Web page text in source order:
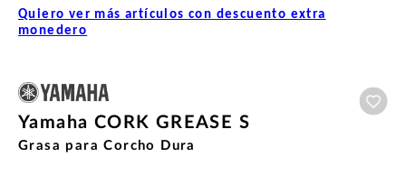
Quiero ver más artículos con descuento extra
monedero
Yamaha CORK GREASE S
Grasa para Corcho Dura